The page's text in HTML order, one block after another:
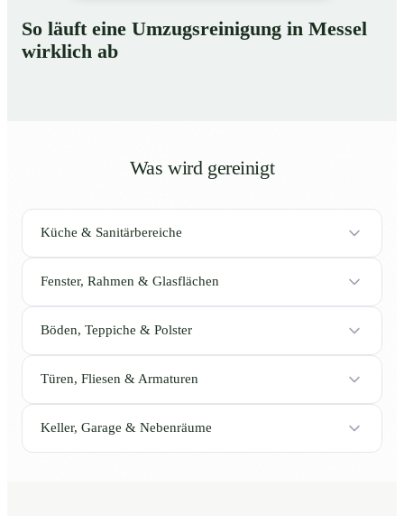
So läuft eine Umzugsreinigung in Messel
wirklich ab
Was wird gereinigt
Küche & Sanitärbereiche
Fenster, Rahmen & Glasflächen
Böden, Teppiche & Polster
Türen, Fliesen & Armaturen
Keller, Garage & Nebenräume